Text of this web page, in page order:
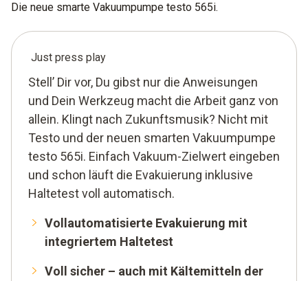
Die neue smarte Vakuumpumpe testo 565i.
Just press play
Stell’ Dir vor, Du gibst nur die Anweisungen
und Dein Werkzeug macht die Arbeit ganz von
allein. Klingt nach Zukunftsmusik? Nicht mit
Testo und der neuen smarten Vakuumpumpe
testo 565i. Einfach Vakuum-Zielwert eingeben
und schon läuft die Evakuierung inklusive
Haltetest voll automatisch.
Vollautomatisierte Evakuierung mit
integriertem Haltetest
Voll sicher – auch mit Kältemitteln der